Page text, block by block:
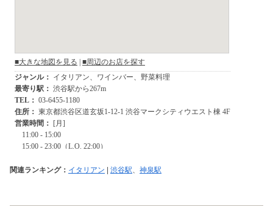
関連ランキング： イタリアン 渋谷駅、 神泉駅